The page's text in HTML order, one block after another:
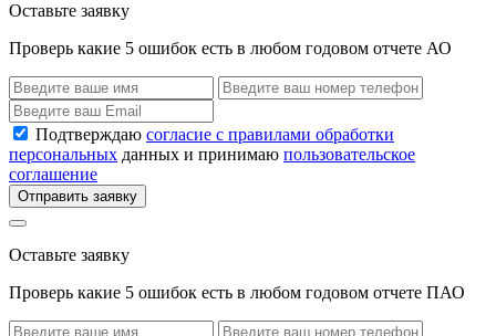
Оставьте заявку
Проверь какие 5 ошибок есть в любом годовом отчете АО
Подтверждаю согласие с правилами обработки
персональных данных и принимаю пользовательское
соглашение
Отправить заявку
Оставьте заявку
Проверь какие 5 ошибок есть в любом годовом отчете ПАО